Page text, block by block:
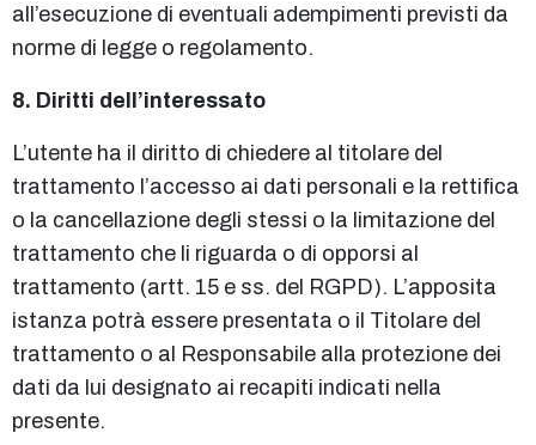
all’esecuzione di eventuali adempimenti previsti da
norme di legge o regolamento.
8. Diritti dell’interessato
L’utente ha il diritto di chiedere al titolare del
trattamento l’accesso ai dati personali e la rettifica
o la cancellazione degli stessi o la limitazione del
trattamento che li riguarda o di opporsi al
trattamento (artt. 15 e ss. del RGPD). L’apposita
istanza potrà essere presentata o il Titolare del
trattamento o al Responsabile alla protezione dei
dati da lui designato ai recapiti indicati nella
presente.